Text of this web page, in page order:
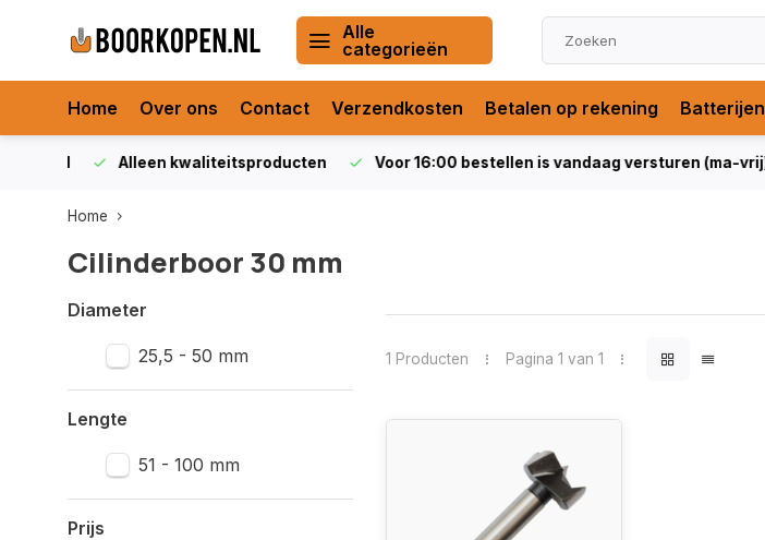
Alle
categorieën
Home Over ons Contact Verzendkosten Betalen op rekening Batterijen
Alleen kwaliteitsproducten Voor 16:00 bestellen is vandaag versturen (ma-vrij)
Home
Cilinderboor 30 mm
Diameter
25,5 - 50 mm
Lengte
51 - 100 mm
Prijs
1 Producten Pagina 1 van 1